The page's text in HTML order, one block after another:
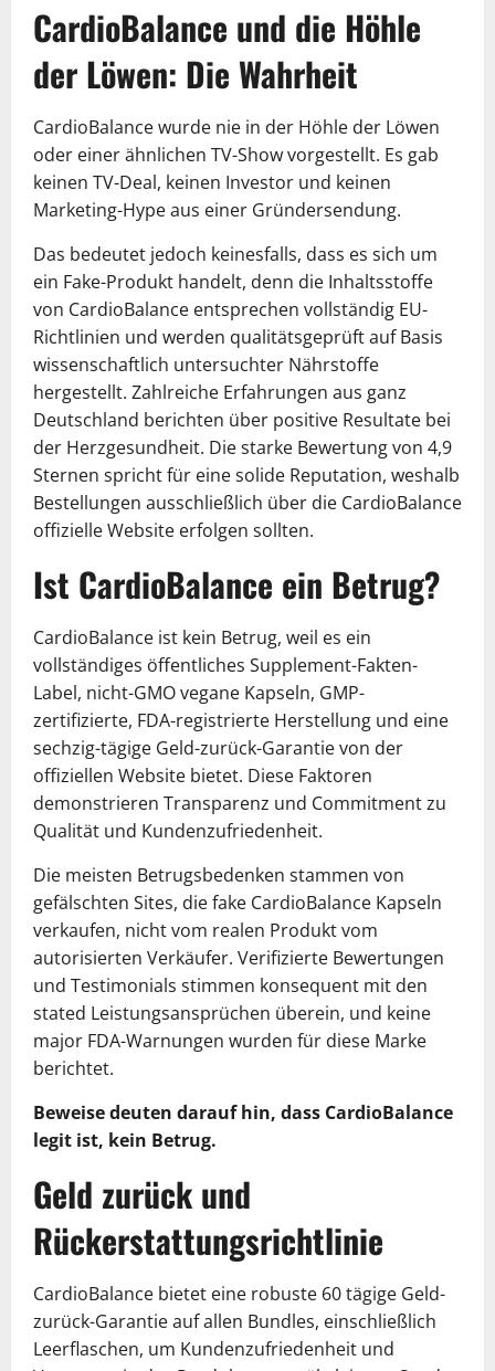
CardioBalance und die Höhle
der Löwen: Die Wahrheit
CardioBalance wurde nie in der Höhle der Löwen
oder einer ähnlichen TV-Show vorgestellt. Es gab
keinen TV-Deal, keinen Investor und keinen
Marketing-Hype aus einer Gründersendung.
Das bedeutet jedoch keinesfalls, dass es sich um
ein Fake-Produkt handelt, denn die Inhaltsstoffe
von CardioBalance entsprechen vollständig EU-
Richtlinien und werden qualitätsgeprüft auf Basis
wissenschaftlich untersuchter Nährstoffe
hergestellt. Zahlreiche Erfahrungen aus ganz
Deutschland berichten über positive Resultate bei
der Herzgesundheit. Die starke Bewertung von 4,9
Sternen spricht für eine solide Reputation, weshalb
Bestellungen ausschließlich über die CardioBalance
offizielle Website erfolgen sollten.
Ist CardioBalance ein Betrug?
CardioBalance ist kein Betrug, weil es ein
vollständiges öffentliches Supplement-Fakten-
Label, nicht-GMO vegane Kapseln, GMP-
zertifizierte, FDA-registrierte Herstellung und eine
sechzig-tägige Geld-zurück-Garantie von der
offiziellen Website bietet. Diese Faktoren
demonstrieren Transparenz und Commitment zu
Qualität und Kundenzufriedenheit.
Die meisten Betrugsbedenken stammen von
gefälschten Sites, die fake CardioBalance Kapseln
verkaufen, nicht vom realen Produkt vom
autorisierten Verkäufer. Verifizierte Bewertungen
und Testimonials stimmen konsequent mit den
stated Leistungsansprüchen überein, und keine
major FDA-Warnungen wurden für diese Marke
berichtet.
Beweise deuten darauf hin, dass CardioBalance
legit ist, kein Betrug.
Geld zurück und
Rückerstattungsrichtlinie
CardioBalance bietet eine robuste 60 tägige Geld-
zurück-Garantie auf allen Bundles, einschließlich
Leerflaschen, um Kundenzufriedenheit und